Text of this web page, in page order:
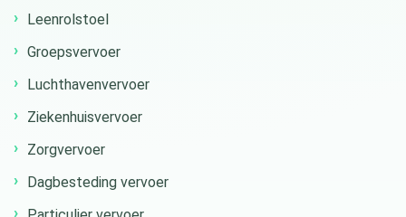
Leenrolstoel
Groepsvervoer
Luchthavenvervoer
Ziekenhuisvervoer
Zorgvervoer
Dagbesteding vervoer